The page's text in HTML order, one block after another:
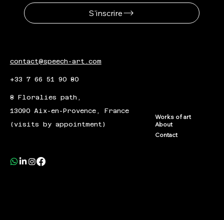
contact@speech-art.com
+33 7 66 51 90 80
8 Floralies path,
13090 Aix-en-Provence, France
(visits by appointment)
Works of art
About
Contact
S'inscrire